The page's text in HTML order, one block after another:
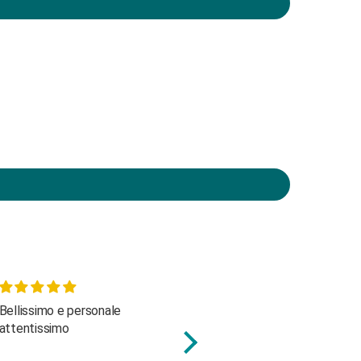
Fantastico